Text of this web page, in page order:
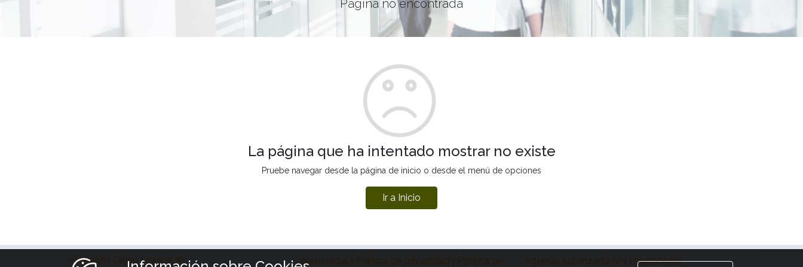
Página no encontrada
La página que ha intentado mostrar no existe
Pruebe navegar desde la página de inicio o desde el menú de opciones
Ir a Inicio
Fundación Cáritas Chavicar © Aviso legal | Política de privacidad | Política de Agencia autorizada Nº1700000006